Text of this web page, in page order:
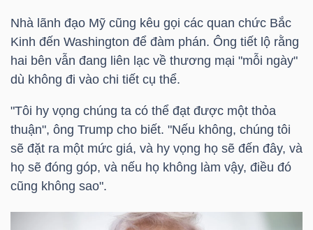
Nhà lãnh đạo Mỹ cũng kêu gọi các quan chức Bắc
Kinh đến Washington để đàm phán. Ông tiết lộ rằng
hai bên vẫn đang liên lạc về thương mại "mỗi ngày"
dù không đi vào chi tiết cụ thể.
"Tôi hy vọng chúng ta có thể đạt được một thỏa
thuận", ông Trump cho biết. "Nếu không, chúng tôi
sẽ đặt ra một mức giá, và hy vọng họ sẽ đến đây, và
họ sẽ đóng góp, và nếu họ không làm vậy, điều đó
cũng không sao".
KINH
TẾ
THẾ
GIỚI